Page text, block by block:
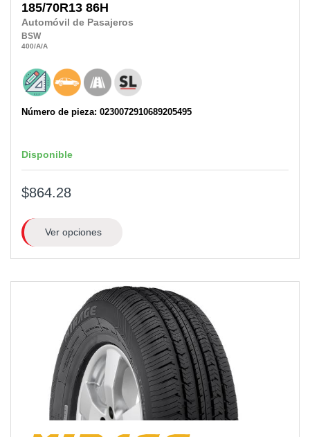
185/70R13 86H
Automóvil de Pasajeros
BSW
400/A/A
Número de pieza: 0230072910689205495
Disponible
$864.28
Ver opciones